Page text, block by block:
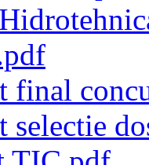
final
selectie